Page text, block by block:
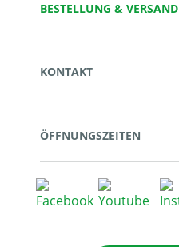
BESTELLUNG & VERSAND
KONTAKT
ÖFFNUNGSZEITEN